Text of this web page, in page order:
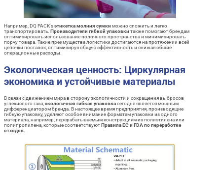
Например, DQ PACK'sэтикетка молния сумки можно сложить и легко
транспортировать. Производители гибкой упаковки также помогают брендам
оптимизировать использование полочного пространства и минимизировать
порчу товара. Такие преимущества логистики достигаются на протяжении всей
цепочки поставок, оптимизируя общую эффективность и снижая общие
операционные расходы.
Экологическая ценность: Циркулярная
экономика и устойчивые материалы
В связи с движением мира в сторону экологичности и сокращения выбросов
углекислого газа, экологичная гибкая упаковкасегодня является мощным
дифференциатором бренда. В настоящее время предприятия, производящие
гибкую упаковку, уделяют особое внимание форматам упаковки из одного
материала, например, перерабатываемым конструкциям из полиэтилена или
полипропилена, которые соответствуютПравила ЕС и FDA по переработке
отходов